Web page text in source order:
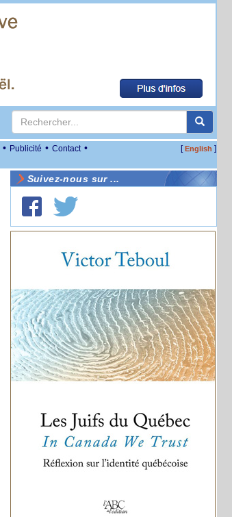
• Publicité • Contact • [English ]
Suivez-nous sur ...